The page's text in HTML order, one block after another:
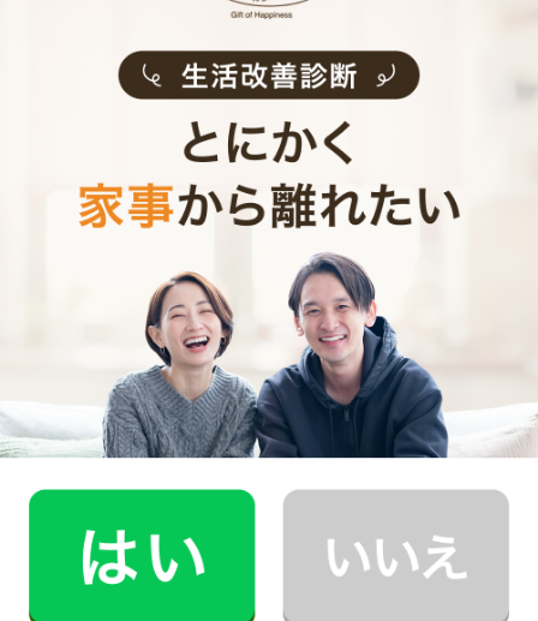
CaSyは、1時間2,790円(税込)からお使いいただけるカン
シンプルでお財布に優しい料金体系
スマホだけで24時間365日依頼可能
（電話･事前訪問なし）
スタッフ･お客様双方への本人確認で安全
万が一の物損も損害保険があるから安心
初めての家事代行でどうお願いすればいいのか分からな
い…、どんなスタッフが来るのか不安…といった方のため
2時間5,900円（税込･交通費込）のお試しプランもご
用意しております。
行デビューしてみませんか？